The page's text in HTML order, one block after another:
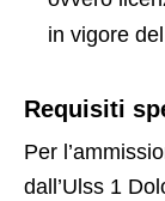
in vigore
Requisiti
Per
dall’Ulss 1